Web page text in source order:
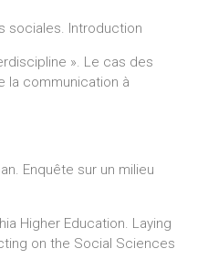
sociales. Introduction
». Le cas des
la communication à
Enquête sur un milieu
Higher Education. Laying
on the Social Sciences